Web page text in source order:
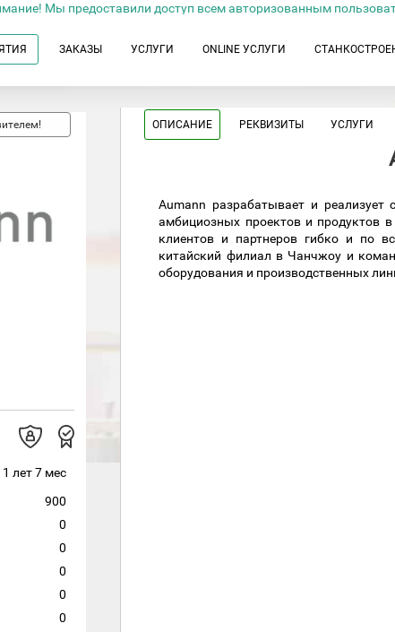
Мы предоставили доступ всем авторизованным
ЗАКАЗЫ УСЛУГИ ONLINE УСЛУГИ
лет 7 мес
900
0
0
0
0
0
ОПИСАНИЕ РЕКВИЗИТЫ УСЛУГИ
Aumann разрабатывает и
амбициозных проектов и продуктов
клиентов и партнеров гибко и по
китайский филиал в Чанчжоу и
оборудования и производственных